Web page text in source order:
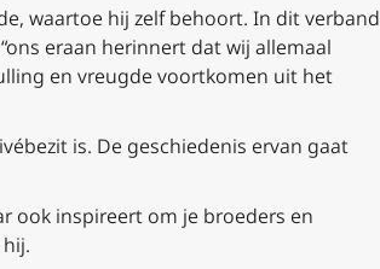
waartoe hij zelf behoort. In dit verband
eraan herinnert dat wij allemaal
en vreugde voortkomen uit het
is. De geschiedenis ervan gaat
ook inspireert om je broeders en